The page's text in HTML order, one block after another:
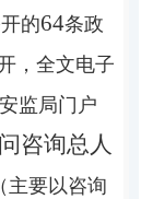
的64条政
，全文电子
监局门户
咨询总人
主要以咨询